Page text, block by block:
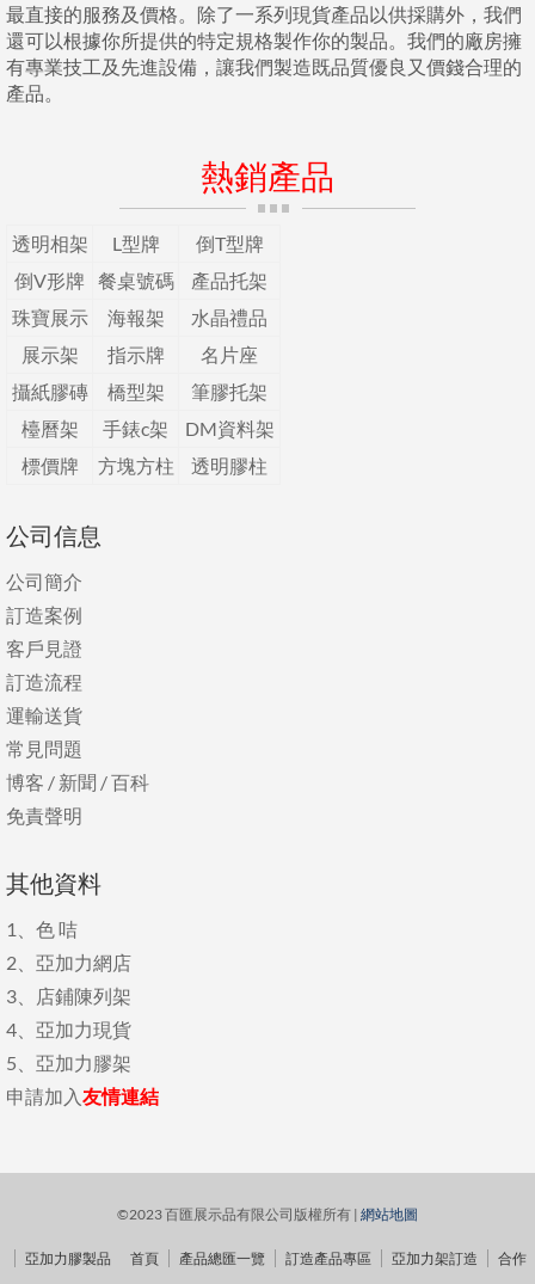
最直接的服務及價格。除了一系列現貨產品以供採購外，我們
還可以根據你所提供的特定規格製作你的製品。我們的廠房擁
有專業技工及先進設備，讓我們製造既品質優良又價錢合理的
產品。
熱銷產品
透明相架 L型牌
倒T型牌
倒V形牌
餐桌號碼
產品托架
珠寶展示
海報架
水晶禮品
展示架
指示牌
名片座
攝紙膠磚
橋型架
筆膠托架
檯曆架
手錶c架
DM資料架
標價牌
方塊方柱 透明膠柱
公司信息
公司簡介
訂造案例
客戶見證
訂造流程
運輸送貨
常見問題
博客 / 新聞 /百科
免責聲明
其他資料
1、 色 咭
2、 亞加力網店
3、
店鋪陳列架
4、 亞加力現貨
5、 亞加力膠架
申請加入友情連結
©2023 百匯展示品有限公司版權所有 | 網站地圖
亞加力膠製品 首頁 產品總匯一覽 訂造產品專區 亞加力架訂造 合作